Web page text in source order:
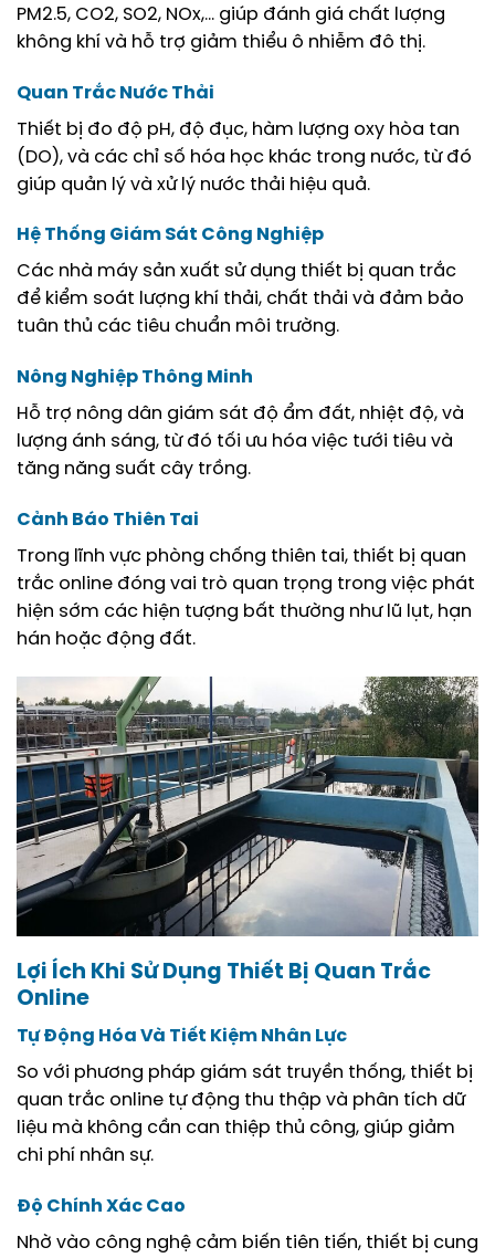
PM2.5, CO2, SO2, NOx,… giúp đánh giá chất lượng
không khí và hỗ trợ giảm thiểu ô nhiễm đô thị.
Quan Trắc Nước Thải
Thiết bị đo độ pH, độ đục, hàm lượng oxy hòa tan
(DO), và các chỉ số hóa học khác trong nước, từ đó
giúp quản lý và xử lý nước thải hiệu quả.
Hệ Thống Giám Sát Công Nghiệp
Các nhà máy sản xuất sử dụng thiết bị quan trắc
để kiểm soát lượng khí thải, chất thải và đảm bảo
tuân thủ các tiêu chuẩn môi trường.
Nông Nghiệp Thông Minh
Hỗ trợ nông dân giám sát độ ẩm đất, nhiệt độ, và
lượng ánh sáng, từ đó tối ưu hóa việc tưới tiêu và
tăng năng suất cây trồng.
Cảnh Báo Thiên Tai
Trong lĩnh vực phòng chống thiên tai, thiết bị quan
trắc online đóng vai trò quan trọng trong việc phát
hiện sớm các hiện tượng bất thường như lũ lụt, hạn
hán hoặc động đất.
Lợi Ích Khi Sử Dụng Thiết Bị Quan Trắc
Online
Tự Động Hóa Và Tiết Kiệm Nhân Lực
So với phương pháp giám sát truyền thống, thiết bị
quan trắc online tự động thu thập và phân tích dữ
liệu mà không cần can thiệp thủ công, giúp giảm
chi phí nhân sự.
Độ Chính Xác Cao
Nhờ vào công nghệ cảm biến tiên tiến, thiết bị cung